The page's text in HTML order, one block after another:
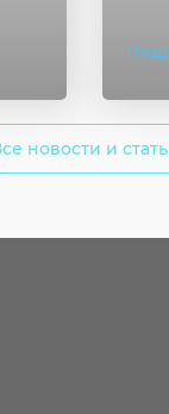
новости и